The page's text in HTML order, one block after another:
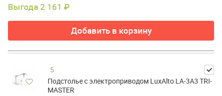
Выгода 2 161 ₽
Добавить в корзину
5
Подстолье с электроприводом LuxAlto LA-3A3 TRI-
MASTER